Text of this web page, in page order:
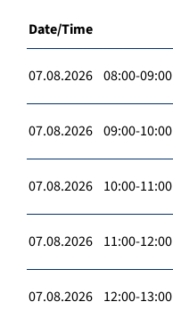
Date/Time
07.08.2026 08:00-09:00
07.08.2026 09:00-10:00
07.08.2026 10:00-11:00
07.08.2026 11:00-12:00
07.08.2026 12:00-13:00